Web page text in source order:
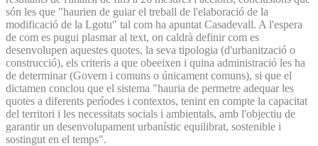
són les que "haurien de guiar el treball de l'elaboració de la
modificació de la Lgotu" tal com ha apuntat Casadevall. A l'espera
de com es pugui plasmar al text, on caldrà definir com es
desenvolupen aquestes quotes, la seva tipologia (d'urbanització o
construcció), els criteris a que obeeixen i quina administració les ha
de determinar (Govern i comuns o únicament comuns), si que el
dictamen conclou que el sistema "hauria de permetre adequar les
quotes a diferents períodes i contextos, tenint en compte la capacitat
del territori i les necessitats socials i ambientals, amb l'objectiu de
garantir un desenvolupament urbanístic equilibrat, sostenible i
sostingut en el temps".